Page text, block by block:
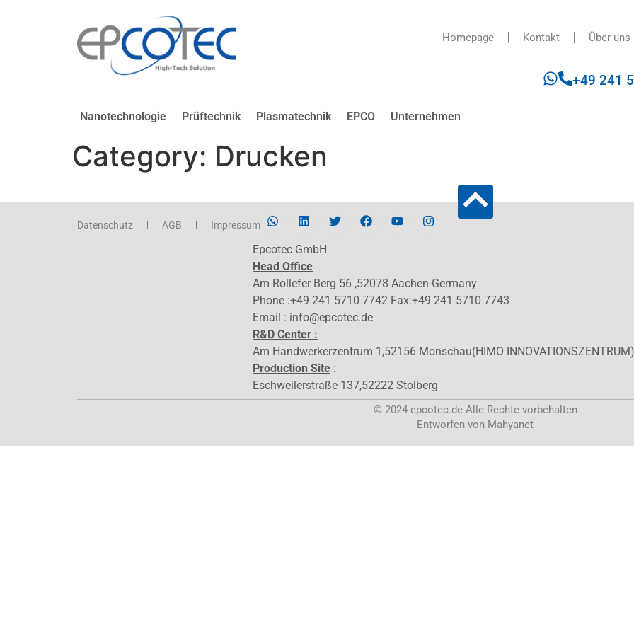
Homepage Kontakt Über uns
+49 241
Nanotechnologie Prüftechnik Plasmatechnik EPCO Unternehmen
Category: Drucken
Datenschutz AGB Impressum
Epcotec GmbH
Head Office
Am Rollefer Berg 56 ,52078 Aachen-Germany
Phone :+49 241 5710 7742 Fax:+49 241 5710 7743
Email : info@epcotec.de
R&D Center :
Am Handwerkerzentrum 1,52156 Monschau(HIMO
Production Site :
Eschweilerstraße 137,52222 Stolberg
© 2024 epcotec.de Alle Rechte vorbehalten
Entworfen von Mahyanet